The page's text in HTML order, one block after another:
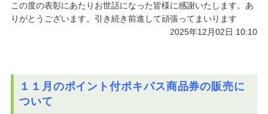
この度の表彰にあたりお世話になった皆様に感謝いたします。あ
りがとうございます。引き続き前進して頑張ってまいります
2025年12月02日 10:10
１１月のポイント付ポキパス商品券の販売に
ついて